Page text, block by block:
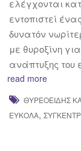
ελέγχονται
εντοπιστεί
δυνατόν
με θυροξίνη
ανάπτυξης του
read more
ΘΥΡΕΟΕΙΔΉΣ
ΕΎΚΟΛΑ,